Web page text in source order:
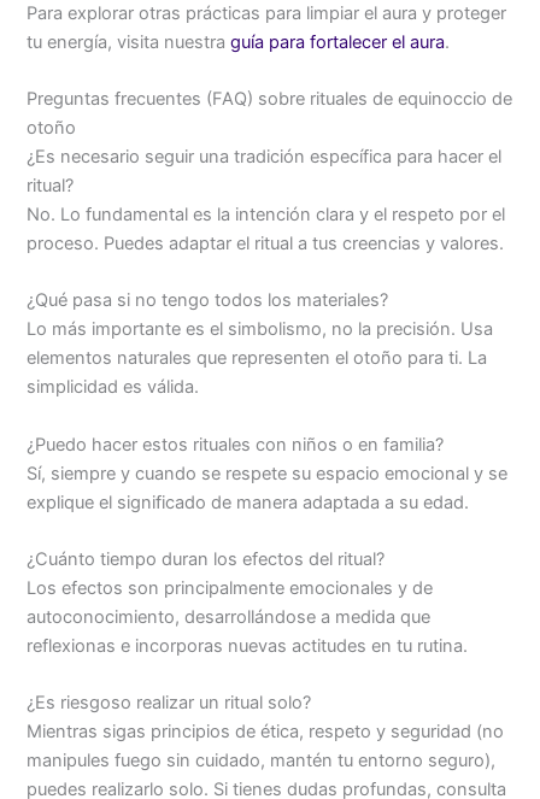
Para explorar otras prácticas para limpiar el aura y proteger
tu energía, visita nuestraguía para fortalecer el aura.
Preguntas frecuentes (FAQ) sobre rituales de equinoccio de
otoño
¿Es necesario seguir una tradición específica para hacer el
ritual?
No. Lo fundamental es la intención clara y el respeto por el
proceso. Puedes adaptar el ritual a tus creencias y valores.
¿Qué pasa si no tengo todos los materiales?
Lo más importante es el simbolismo, no la precisión. Usa
elementos naturales que representen el otoño para ti. La
simplicidad es válida.
¿Puedo hacer estos rituales con niños o en familia?
Sí, siempre y cuando se respete su espacio emocional y se
explique el significado de manera adaptada a su edad.
¿Cuánto tiempo duran los efectos del ritual?
Los efectos son principalmente emocionales y de
autoconocimiento, desarrollándose a medida que
reflexionas e incorporas nuevas actitudes en tu rutina.
¿Es riesgoso realizar un ritual solo?
Mientras sigas principios de ética, respeto y seguridad (no
manipules fuego sin cuidado, mantén tu entorno seguro),
puedes realizarlo solo. Si tienes dudas profundas, consulta